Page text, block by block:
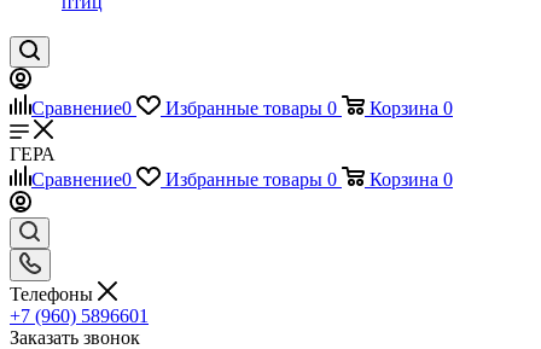
Сравнение0 Избранные товары 0 Корзина 0
ГЕРА
Сравнение0 Избранные товары 0 Корзина 0
Телефоны
+7 (960) 5896601
Заказать звонок